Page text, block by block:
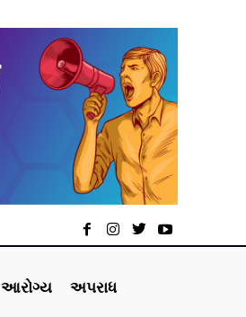
આરોગ્ય અપરાધ